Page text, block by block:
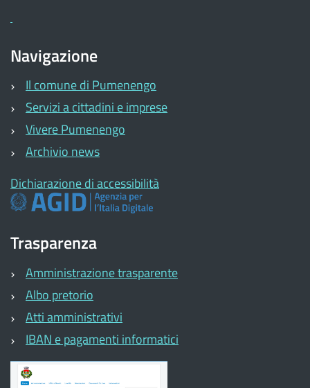
Navigazione
Il comune di Pumenengo
Servizi a cittadini e imprese
Vivere Pumenengo
Archivio news
Dichiarazione di accessibilità
Trasparenza
Amministrazione trasparente
Albo pretorio
Atti amministrativi
IBAN e pagamenti informatici